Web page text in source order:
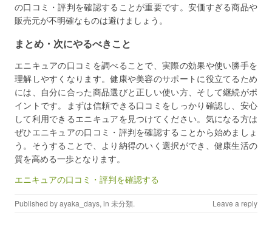
の口コミ・評判を確認することが重要です。安価すぎる商品や
販売元が不明確なものは避けましょう。
まとめ・次にやるべきこと
エニキュアの口コミを調べることで、実際の効果や使い勝手を
理解しやすくなります。健康や美容のサポートに役立てるため
には、自分に合った商品選びと正しい使い方、そして継続がポ
イントです。まずは信頼できる口コミをしっかり確認し、安心
して利用できるエニキュアを見つけてください。気になる方は
ぜひエニキュアの口コミ・評判を確認することから始めましょ
う。そうすることで、より納得のいく選択ができ、健康生活の
質を高める一歩となります。
エニキュアの口コミ・評判を確認する
Published byayaka_days, in 未分類. Leave a reply